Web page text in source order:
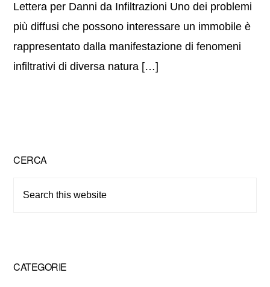
Lettera per Danni da Infiltrazioni Uno dei problemi
più diffusi che possono interessare un immobile è
rappresentato dalla manifestazione di fenomeni
infiltrativi di diversa natura […]
Primary
Sidebar
CERCA
CATEGORIE